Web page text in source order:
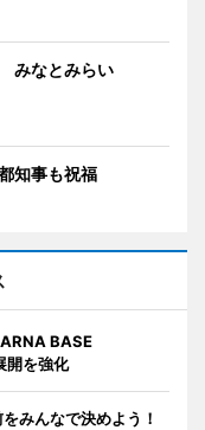
みなとみらい
知事も祝福
BASE
開を強化
みんなで決めよう！